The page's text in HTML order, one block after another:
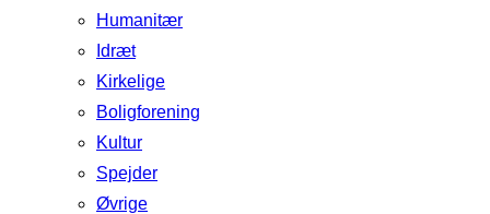
Humanitær
Idræt
Kirkelige
Boligforening
Kultur
Spejder
Øvrige